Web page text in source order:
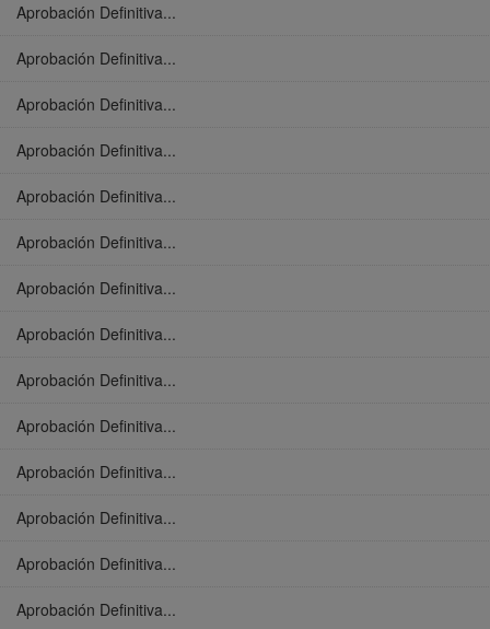
Aprobación Definitiva...
Aprobación Definitiva...
Aprobación Definitiva...
Aprobación Definitiva...
Aprobación Definitiva...
Aprobación Definitiva...
Aprobación Definitiva...
Aprobación Definitiva...
Aprobación Definitiva...
Aprobación Definitiva...
Aprobación Definitiva...
Aprobación Definitiva...
Aprobación Definitiva...
Aprobación Definitiva...